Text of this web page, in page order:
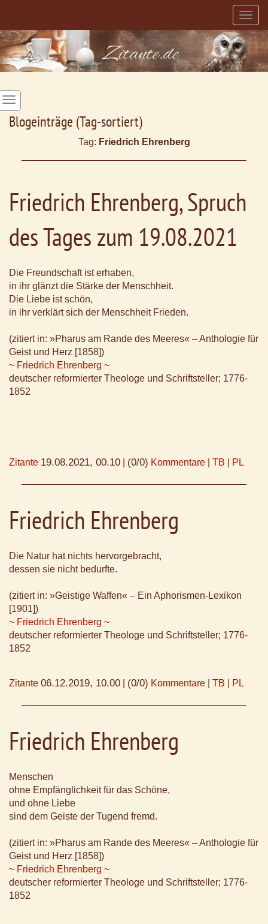
Blogeinträge (Tag-sortiert)
Tag: Friedrich Ehrenberg
Friedrich Ehrenberg, Spruch
des Tages zum 19.08.2021
Die Freundschaft ist erhaben,
in ihr glänzt die Stärke der Menschheit.
Die Liebe ist schön,
in ihr verklärt sich der Menschheit Frieden.
(zitiert in: »Pharus am Rande des Meeres« – Anthologie für
Geist und Herz [1858])
~ Friedrich Ehrenberg ~
deutscher reformierter Theologe und Schriftsteller; 1776-
1852
Zitante 19.08.2021, 00.10 (0/0) Kommentare TB PL
Friedrich Ehrenberg
Die Natur hat nichts hervorgebracht,
dessen sie nicht bedurfte.
(zitiert in: »Geistige Waffen« – Ein Aphorismen-Lexikon
[1901])
~ Friedrich Ehrenberg ~
deutscher reformierter Theologe und Schriftsteller; 1776-
1852
Zitante 06.12.2019, 10.00 (0/0) Kommentare TB PL
Friedrich Ehrenberg
Menschen
ohne Empfänglichkeit für das Schöne,
und ohne Liebe
sind dem Geiste der Tugend fremd.
(zitiert in: »Pharus am Rande des Meeres« – Anthologie für
Geist und Herz [1858])
~ Friedrich Ehrenberg ~
deutscher reformierter Theologe und Schriftsteller; 1776-
1852